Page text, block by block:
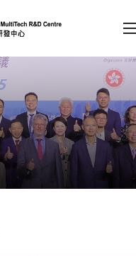
）
員登入
EN 繁 简